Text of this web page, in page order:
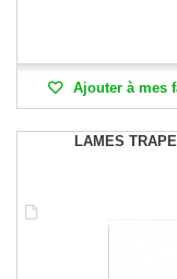
Ajouter à mes
LAMES